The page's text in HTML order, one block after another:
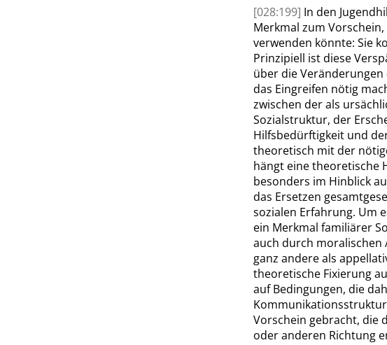
[028:199] In den
Merkmal zum
verwenden könnte: Sie
Prinzipiell ist diese
über die
das Eingreifen nötig
zwischen der als
Sozialstruktur, der
Hilfsbedürftigkeit und
theoretisch mit der
hängt eine theoretische
besonders im Hinblick
das Ersetzen
sozialen Erfahrung. Um
ein Merkmal familiärer
auch durch moralischen
ganz andere als
theoretische Fixierung
auf Bedingungen, die
Vorschein gebracht, die
oder anderen Richtung